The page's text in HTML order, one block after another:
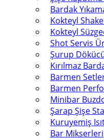
Bardak
Kokteyl
Kokteyl
Shot Servis
Şurup
Kırılmaz
Barmen
Barmen
Minibar
Şarap Şişe
Kuruyemiş
Bar Mikserleri